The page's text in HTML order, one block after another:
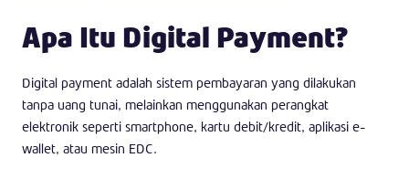
Apa Itu Digital Payment?
Digital payment adalah sistem pembayaran yang dilakukan
tanpa uang tunai, melainkan menggunakan perangkat
elektronik seperti smartphone, kartu debit/kredit, aplikasi e-
wallet, atau mesin EDC.